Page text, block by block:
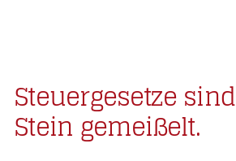
Steuergesetze
Stein gemeißelt.